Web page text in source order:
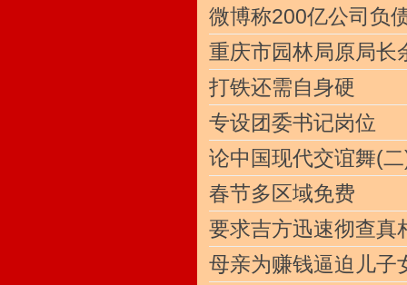
微博称200亿公司负
重庆市园林局原局长
打铁还需自身硬
专设团委书记岗位
论中国现代交谊舞(
春节多区域免费
要求吉方迅速彻查真
母亲为赚钱逼迫儿子